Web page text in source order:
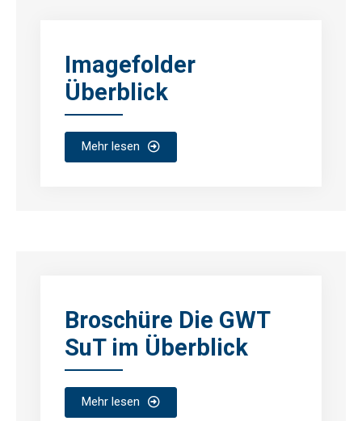
Imagefolder
Überblick
Mehr lesen
Broschüre Die GWT
SuT im Überblick
Mehr lesen